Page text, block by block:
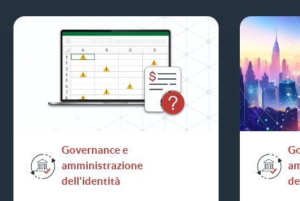
Governance e
amministrazione
dell'identità